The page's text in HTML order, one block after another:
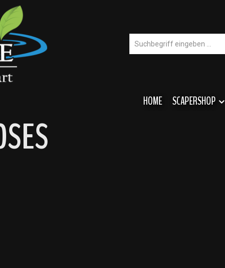
HOME SCAPERSHOP